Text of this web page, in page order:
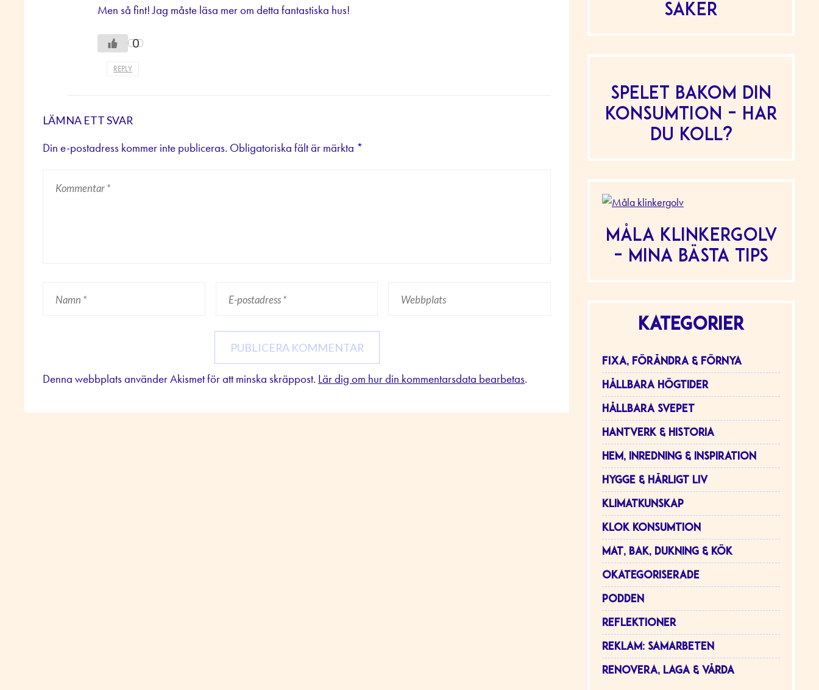
Men så fint! Jag måste läsa mer om detta fantastiska hus!
0
REPLY
LÄMNA ETT SVAR
Din e-postadress kommer inte publiceras. Obligatoriska fält är märkta *
Denna webbplats använder Akismet för att minska skräppost. Lär dig om hur din kommentarsdata bearbetas.
saker
Spelet bakom din
konsumtion – har
du koll?
Måla klinkergolv
– mina bästa tips
KATEGORIER
FIXA, FÖRÄNDRA & FÖRNYA
HÅLLBARA HÖGTIDER
HÅLLBARA SVEPET
HANTVERK & HISTORIA
HEM, INREDNING & INSPIRATION
HYGGE & HÄRLIGT LIV
KLIMATKUNSKAP
KLOK KONSUMTION
MAT, BAK, DUKNING & KÖK
OKATEGORISERADE
PODDEN
REFLEKTIONER
REKLAM: SAMARBETEN
RENOVERA, LAGA & VÅRDA